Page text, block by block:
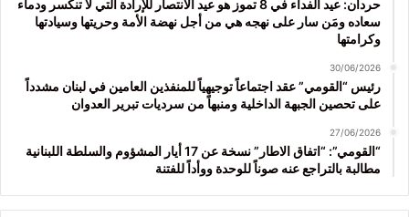
حردان: عيد الفداء في 8 تموز هو عيد الانتصار للإرادة التي لا تنكسر ودماء
سعاده ومَن سار على نهجه هي من أجل نهضة الأمة وحريتها وسيادتها
وكرامتها
30/06/2026
رئيس “القومي” عقد اجتماعاً توجيهياً للمنفذين العامين في لبنان مشدداً
على تحصين الجبهة الداخلية ومنبهاً من سرديات تبرير العدوان
27/06/2026
“القومي”: “اتفاق الاطار” نسخة عن 17 أيار المشؤوم والسلطة اللبنانية
مطالبة بالتراجع عنه صوناً للوحدة ووأداً للفتنة